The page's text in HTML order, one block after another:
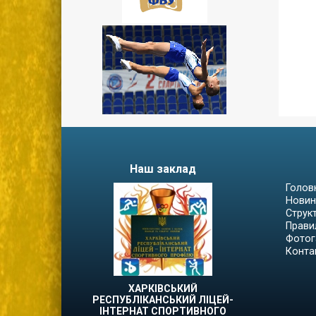
Наш заклад
ХАРКІВСЬКИЙ
РЕСПУБЛІКАНСЬКИЙ ЛІЦЕЙ-
ІНТЕРНАТ СПОРТИВНОГО